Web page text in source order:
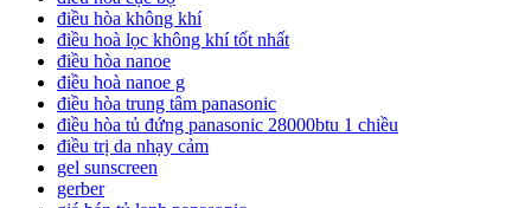
điều hòa không khí
điều hoà lọc không khí tốt nhất
điều hòa nanoe
điều hoà nanoe g
điều hòa trung tâm panasonic
điều hòa tủ đứng panasonic 28000btu 1 chiều
điều trị da nhạy cảm
gel sunscreen
gerber